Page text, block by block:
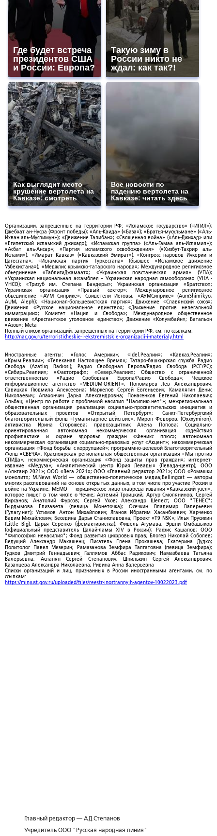
Где будет встреча
президентов США
и России: Европа?
Такую зиму в
России никто не
ждал: как так?!
Как выглядит место
крушение вертолета на
Кавказе: смотреть
Все новости по
падению вертолета на
Кавказе: читать здесь
Организации, запрещенные на территории РФ: «Исламское государство» («ИГИЛ»);
Джебхат ан-Нусра (Фронт победы); «Аль-Каида» («База»); «Братья-мусульмане» («Аль-
Ихван аль-Муслимун»); «Движение Талибан»; «Священная война» («Аль-Джихад» или
«Египетский исламский джихад»); «Исламская группа» («Аль-Гамаа аль-Исламия»);
«Асбат аль-Ансар»; «Партия исламского освобождения» («Хизбут-Тахрир аль-
Ислами»); «Имарат Кавказ» («Кавказский Эмират»); «Конгресс народов Ичкерии и
Дагестана»; «Исламская партия Туркестана» (бывшее «Исламское движение
Узбекистана»); «Меджлис крымско-татарского народа»; Международное религиозное
объединение «ТаблигиДжамаат»; «Украинская повстанческая армия» (УПА);
«Украинская национальная ассамблея – Украинская народная самооборона» (УНА -
УНСО); «Тризуб им. Степана Бандеры»; Украинская организация «Братство»;
Украинская организация «Правый сектор»; Международное религиозное
объединение «АУМ Синрике»; Свидетели Иеговы; «АУМСинрике» (AumShinrikyo,
AUM, Aleph); «Национал-большевистская партия»; Движение «Славянский союз»;
Движения «Русское национальное единство»; «Движение против нелегальной
иммиграции»; Комитет «Нация и Свобода»; Международное общественное
движение «Арестантское уголовное единство»; Движение «Колумбайн»; Батальон
«Азов»; Meta
Полный список организаций, запрещенных на территории РФ, см. по ссылкам:
http://nac.gov.ru/terroristicheskie-i-ekstremistskie-organizacii-i-materialy.html
Иностранные агенты: «Голос Америки»; «Idel.Реалии»; «Кавказ.Реалии»;
«Крым.Реалии»; «Телеканал Настоящее Время»; Татаро-башкирская служба Радио
Свобода (Azatliq Radiosi); Радио Свободная Европа/Радио Свобода (PCE/PC);
«Сибирь.Реалии»; «Фактограф»; «Север.Реалии»; Общество с ограниченной
ответственностью «Радио Свободная Европа/Радио Свобода»; Чешское
информационное агентство «MEDIUM-ORIENT»; Пономарев Лев Александрович;
Савицкая Людмила Алексеевна; Маркелов Сергей Евгеньевич; Камалягин Денис
Николаевич; Апахончич Дарья Александровна; Понасенков Евгений Николаевич;
Альбац; «Центр по работе с проблемой насилия "Насилию.нет"»; межрегиональная
общественная организация реализации социально-просветительских инициатив и
образовательных проектов «Открытый Петербург»; Санкт-Петербургский
благотворительный фонд «Гуманитарное действие»; Мирон Федоров; (Oxxxymiron);
активистка Ирина Сторожева; правозащитник Алена Попова; Социально-
ориентированная автономная некоммерческая организация содействия
профилактике и охране здоровья граждан «Феникс плюс»; автономная
некоммерческая организация социально-правовых услуг «Акцент»; некоммерческая
организация «Фонд борьбы с коррупцией»; программно-целевой Благотворительный
Фонд «СВЕЧА»; Красноярская региональная общественная организация «Мы против
СПИДа»; некоммерческая организация «Фонд защиты прав граждан»; интернет-
издание «Медуза»; «Аналитический центр Юрия Левады» (Левада-центр); ООО
«Альтаир 2021»; ООО «Вега 2021»; ООО «Главный редактор 2021»; ООО «Ромашки
монолит»; M.News World — общественно-политическое медиа;Bellingcat — авторы
многих расследований на основе открытых данных, в том числе про участие России в
войне на Украине; МЕМО — юридическое лицо главреда издания «Кавказский узел»,
которое пишет в том числе о Чечне; Артемий Троицкий; Артур Смолянинов; Сергей
Кирсанов; Анатолий Фурсов; Сергей Ухов; Александр Шелест; ООО "ТЕНЕС";
Гырдымова Елизавета (певица Монеточка); Осечкин Владимир Валерьевич
(Гулагу.нет); Устимов Антон Михайлович; Яганов Ибрагим Хасанбиевич; Харченко
Вадим Михайлович; Беседина Дарья Станиславовна; Проект «T9 NSK»; Илья Прусикин
(Little Big); Дарья Серенко (фемактивистка); Фидель Агумава; Эрдни Омбадыков
(официальный представитель Далай-ламы XIV в России); Рафис Кашапов; ООО
"Философия ненасилия"; Фонд развития цифровых прав; Блогер Николай Соболев;
Ведущий Александр Макашенц; Писатель Елена Прокашева; Екатерина Дудко;
Политолог Павел Мезерин; Рамазанова Земфира Талгатовна (певица Земфира);
Гудков Дмитрий Геннадьевич; Галлямов Аббас Радикович; Намазбаева Татьяна
Валерьевна; Асланян Сергей Степанович; Шпилькин Сергей Александрович;
Казанцева Александра Николаевна; Ривина Анна Валерьевна
Списки организаций и лиц, признанных в России иностранными агентами, см. по
ссылкам:
https://minjust.gov.ru/uploaded/files/reestr-inostrannyih-agentov-10022023.pdf
Главный редактор — А.Д.Степанов
Учредитель ООО "Русская народная линия"